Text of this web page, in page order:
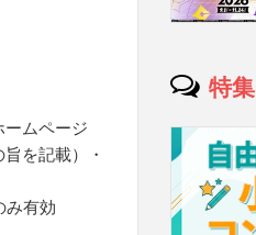
ムページ
を記載）・
み有効
特集